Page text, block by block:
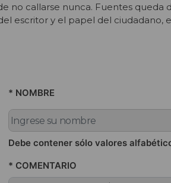
no callarse nunca. Fuentes queda
escritor y el papel del ciudadano,
* NOMBRE
Debe contener sólo valores
* COMENTARIO